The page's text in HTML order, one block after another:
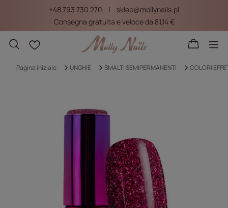
+48 793 730 270
sklep@mollynails.pl
Consegna gratuita e veloce da 81,14 €
Liste della spesa
Pagina iniziale UNGHIE SMALTI SEMIPERMANENTI COLORI